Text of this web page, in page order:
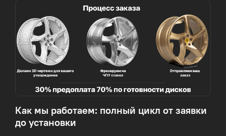
Как мы работаем: полный цикл от заявки
до установки